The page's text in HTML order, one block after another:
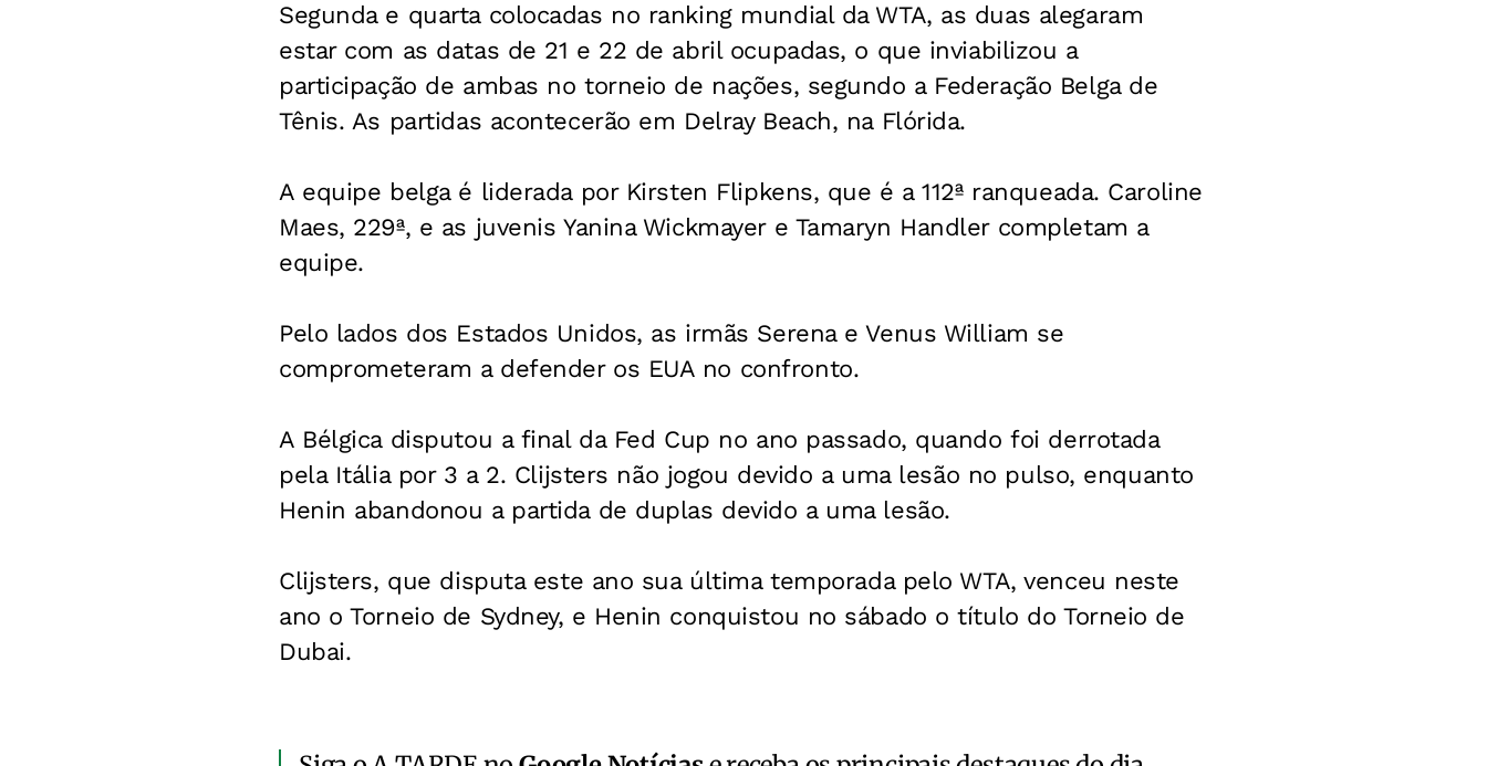
Segunda e quarta colocadas no ranking mundial da WTA, as duas alegaram
estar com as datas de 21 e 22 de abril ocupadas, o que inviabilizou a
participação de ambas no torneio de nações, segundo a Federação Belga de
Tênis. As partidas acontecerão em Delray Beach, na Flórida.
A equipe belga é liderada por Kirsten Flipkens, que é a 112ª ranqueada. Caroline
Maes, 229ª, e as juvenis Yanina Wickmayer e Tamaryn Handler completam a
equipe.
Pelo lados dos Estados Unidos, as irmãs Serena e Venus William se
comprometeram a defender os EUA no confronto.
A Bélgica disputou a final da Fed Cup no ano passado, quando foi derrotada
pela Itália por 3 a 2. Clijsters não jogou devido a uma lesão no pulso, enquanto
Henin abandonou a partida de duplas devido a uma lesão.
Clijsters, que disputa este ano sua última temporada pelo WTA, venceu neste
ano o Torneio de Sydney, e Henin conquistou no sábado o título do Torneio de
Dubai.